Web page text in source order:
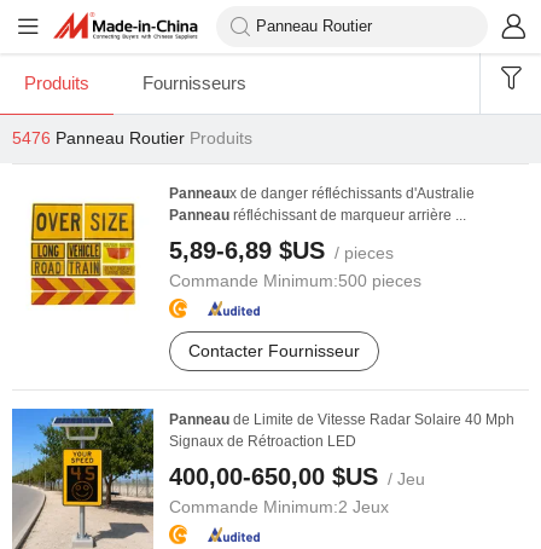
Produits Fournisseurs
5476 Panneau Routier Produits
Panneaux de danger réfléchissants d'Australie
Panneau réfléchissant de marqueur arrière ...
5,89-6,89 $US / pieces
Commande Minimum:500 pieces
Contacter Fournisseur
Panneau de Limite de Vitesse Radar Solaire 40 Mph
Signaux de Rétroaction LED
400,00-650,00 $US / Jeu
Commande Minimum:2 Jeux